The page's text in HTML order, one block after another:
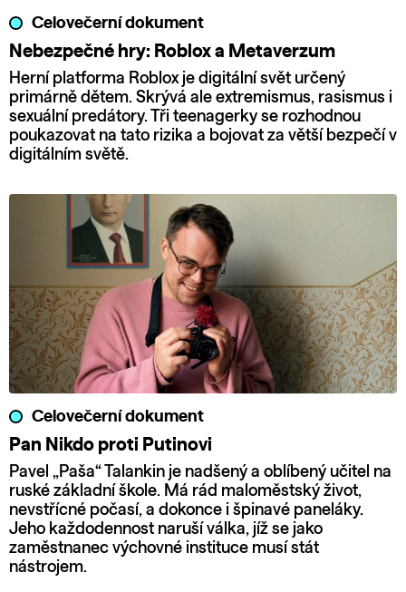
Celovečerní dokument
Nebezpečné hry: Roblox a Metaverzum
Herní platforma Roblox je digitální svět určený
primárně dětem. Skrývá ale extremismus, rasismus i
sexuální predátory. Tři teenagerky se rozhodnou
poukazovat na tato rizika a bojovat za větší bezpečí v
digitálním světě.
Celovečerní dokument
Pan Nikdo proti Putinovi
Pavel „Paša“ Talankin je nadšený a oblíbený učitel na
ruské základní škole. Má rád maloměstský život,
nevstřícné počasí, a dokonce i špinavé paneláky.
Jeho každodennost naruší válka, jíž se jako
zaměstnanec výchovné instituce musí stát
nástrojem.